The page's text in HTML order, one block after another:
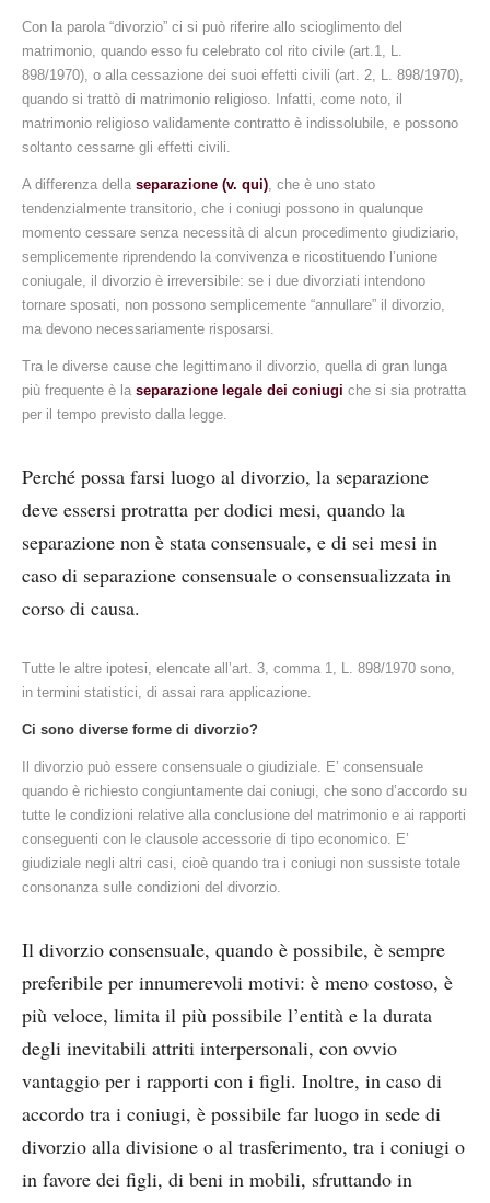
Con la parola “divorzio” ci si può riferire allo scioglimento del
matrimonio, quando esso fu celebrato col rito civile (art.1, L.
898/1970), o alla cessazione dei suoi effetti civili (art. 2, L. 898/1970),
quando si trattò di matrimonio religioso. Infatti, come noto, il
matrimonio religioso validamente contratto è indissolubile, e possono
soltanto cessarne gli effetti civili.
A differenza della separazione (v. qui), che è uno stato
tendenzialmente transitorio, che i coniugi possono in qualunque
momento cessare senza necessità di alcun procedimento giudiziario,
semplicemente riprendendo la convivenza e ricostituendo l’unione
coniugale, il divorzio è irreversibile: se i due divorziati intendono
tornare sposati, non possono semplicemente “annullare” il divorzio,
ma devono necessariamente risposarsi.
Tra le diverse cause che legittimano il divorzio, quella di gran lunga
più frequente è la separazione legale dei coniugi che si sia protratta
per il tempo previsto dalla legge.
Perché possa farsi luogo al divorzio, la separazione
deve essersi protratta per dodici mesi, quando la
separazione non è stata consensuale, e di sei mesi in
caso di separazione consensuale o consensualizzata in
corso di causa.
Tutte le altre ipotesi, elencate all’art. 3, comma 1, L. 898/1970 sono,
in termini statistici, di assai rara applicazione.
Ci sono diverse forme di divorzio?
Il divorzio può essere consensuale o giudiziale. E’ consensuale
quando è richiesto congiuntamente dai coniugi, che sono d’accordo su
tutte le condizioni relative alla conclusione del matrimonio e ai rapporti
conseguenti con le clausole accessorie di tipo economico. E’
giudiziale negli altri casi, cioè quando tra i coniugi non sussiste totale
consonanza sulle condizioni del divorzio.
Il divorzio consensuale, quando è possibile, è sempre
preferibile per innumerevoli motivi: è meno costoso, è
più veloce, limita il più possibile l’entità e la durata
degli inevitabili attriti interpersonali, con ovvio
vantaggio per i rapporti con i figli. Inoltre, in caso di
accordo tra i coniugi, è possibile far luogo in sede di
divorzio alla divisione o al trasferimento, tra i coniugi o
in favore dei figli, di beni in mobili, sfruttando in